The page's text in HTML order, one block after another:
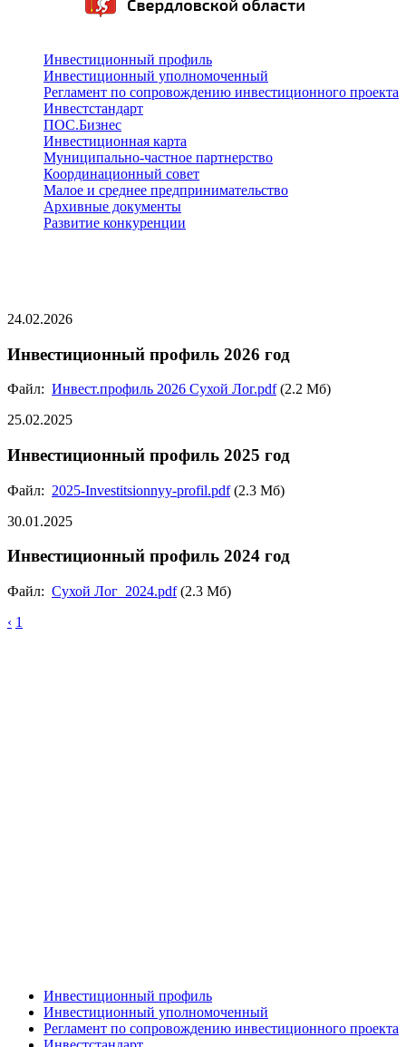
Инвестиционный профиль
Инвестиционный уполномоченный
Регламент по сопровождению инвестиционного проекта
Инвестстандарт
ПОС.Бизнес
Инвестиционная карта
Муниципально-частное партнерство
Координационный совет
Малое и среднее предпринимательство
Архивные документы
Развитие конкуренции
24.02.2026
Инвестиционный профиль 2026 год
Файл: Инвест.профиль 2026 Сухой Лог.pdf(2.2 Мб)
25.02.2025
Инвестиционный профиль 2025 год
Файл: 2025-Investitsionnyy-profil.pdf(2.3 Мб)
30.01.2025
Инвестиционный профиль 2024 год
Файл: Сухой Лог_2024.pdf(2.3 Мб)
‹ 1
Инвестиционный профиль
Инвестиционный уполномоченный
Регламент по сопровождению инвестиционного проекта